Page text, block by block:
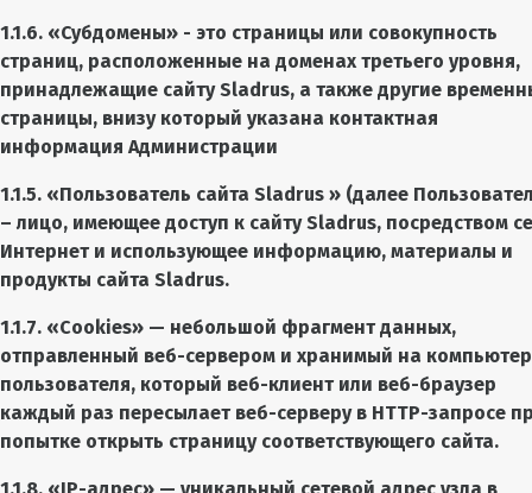
1.1.6. «Субдомены» - это страницы или совокупность
страниц, расположенные на доменах третьего уровня,
принадлежащие сайту Sladrus, а также другие
страницы, внизу который указана контактная
информация Администрации
1.1.5. «Пользователь сайта Sladrus » (далее
– лицо, имеющее доступ к сайтуSladrus, посредством
Интернет и использующее информацию, материалы и
продукты сайта Sladrus.
1.1.7. «Cookies» — небольшой фрагмент данных,
отправленный веб-сервером и хранимый на
пользователя, который веб-клиент или веб-браузер
каждый раз пересылает веб-серверу в HTTP-запросе
попытке открыть страницу соответствующего сайта.